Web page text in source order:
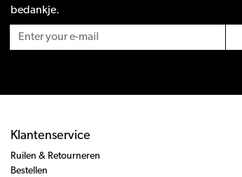
bedankje.
Klantenservice
Ruilen & Retourneren
Bestellen